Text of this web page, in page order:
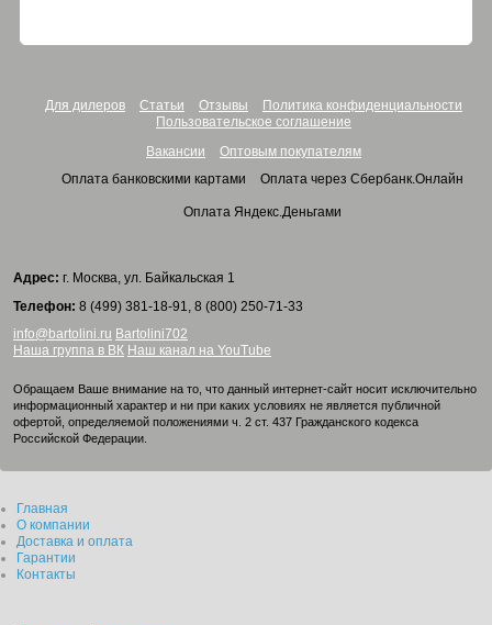
Для дилеров Статьи Отзывы
Политика конфиденциальности
Пользовательское соглашение
Вакансии
Оптовым покупателям
Оплата банковскими картами
Оплата через Сбербанк.Онлайн
Оплата Яндекс.Деньгами
Адрес: г. Москва, ул. Байкальская 1
Телефон: 8 (499) 381-18-91, 8 (800) 250-71-33
info@bartolini.ru Bartolini702
Наша группа в ВК Наш канал на YouTube
Обращаем Ваше внимание на то, что данный интернет-сайт носит исключительно
информационный характер и ни при каких условиях не является публичной
офертой, определяемой положениями ч. 2 ст. 437 Гражданского кодекса
Российской Федерации.
Главная
О компании
Доставка и оплата
Гарантии
Контакты